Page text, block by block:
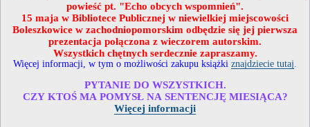
powieść pt. "Echo obcych wspomnień".
15 maja w Bibliotece Publicznej w niewielkiej miejscowości
Boleszkowice w zachodniopomorskim odbędzie się jej pierwsza
prezentacja połączona z wieczorem autorskim.
Wszystkich chętnych serdecznie zapraszamy.
Więcej informacji, w tym o możliwości zakupu książki znajdziecie tutaj
PYTANIE DO WSZYSTKICH.
CZY KTOŚ MA POMYSŁ NA SENTENCJĘ MIESIĄCA?
Więcej informacji